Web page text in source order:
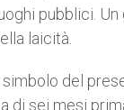
pubblici. Un
laicità.
del
di sei mesi